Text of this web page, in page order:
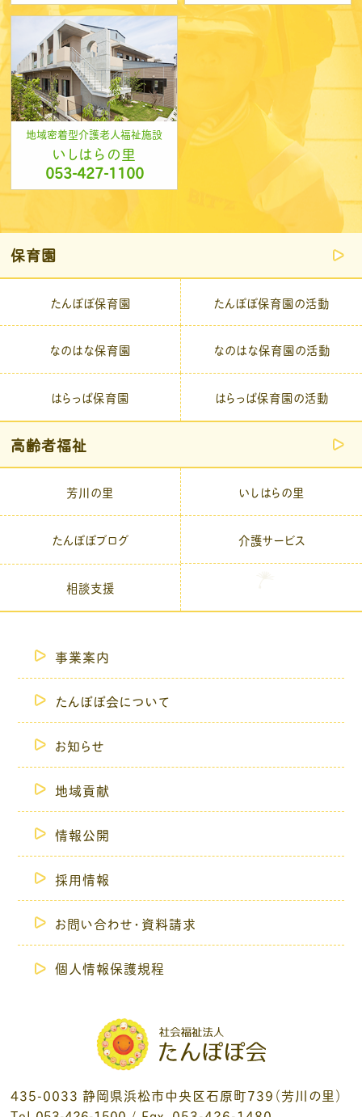
地域密着型介護老人福祉施設
いしはらの里
053-427-1100
保育園
たんぽぽ保育園 たんぽぽ保育園の活動
なのはな保育園 なのはな保育園の活動
はらっぱ保育園 はらっぱ保育園の活動
高齢者福祉
芳川の里 いしはらの里
たんぽぽブログ 介護サービス
相談支援
事業案内
たんぽぽ会について
お知らせ
地域貢献
情報公開
採用情報
お問い合わせ・資料請求
個人情報保護規程
435-0033 静岡県浜松市中央区石原町739（芳川の里）